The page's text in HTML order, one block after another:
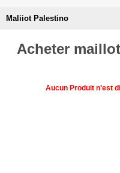
Maliiot Palestino
Acheter
Aucun Produit n'est